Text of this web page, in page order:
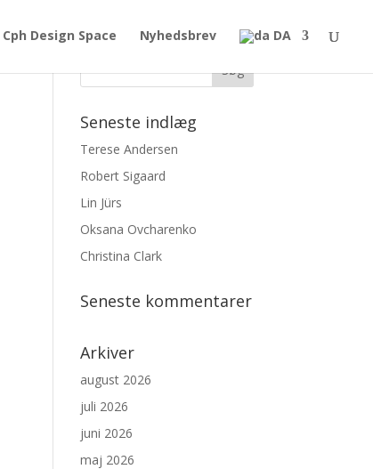
Cph Design Space Nyhedsbrev DA
Seneste indlæg
Terese Andersen
Robert Sigaard
Lin Jürs
Oksana Ovcharenko
Christina Clark
Seneste kommentarer
Arkiver
august 2026
juli 2026
juni 2026
maj 2026